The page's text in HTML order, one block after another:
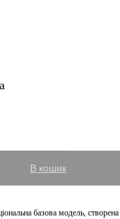
В кошик
базова модель,